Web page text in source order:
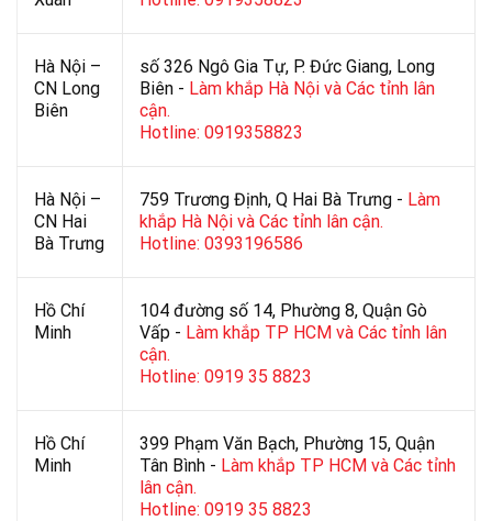
Hà Nội –
CN Long
Biên
số 326 Ngô Gia Tự, P. Đức Giang, Long
Biên - Làm khắp Hà Nội và Các tỉnh lân
cận.
Hotline: 0919358823
Hà Nội –
CN Hai
Bà Trưng
759 Trương Định, Q Hai Bà Trưng - Làm
khắp Hà Nội và Các tỉnh lân cận.
Hotline: 0393196586
Hồ Chí
Minh
104 đường số 14, Phường 8, Quận Gò
Vấp - Làm khắp TP HCM và Các tỉnh lân
cận.
Hotline: 0919 35 8823
Hồ Chí
Minh
399 Phạm Văn Bạch, Phường 15, Quận
Tân Bình - Làm khắp TP HCM và Các tỉnh
lân cận.
Hotline: 0919 35 8823